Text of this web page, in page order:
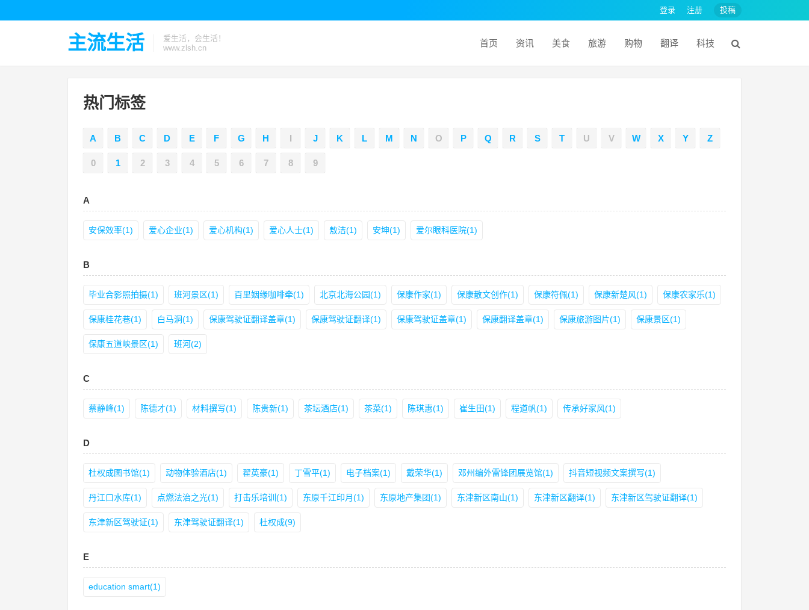
登录 注册 投稿
主流生活
爱生活，会生活！
www.zlsh.cn
首页 资讯 美食 旅游 购物 翻译 科技
热门标签
A B C D E F G H I J K L M N O P Q R S T U V W X Y Z
0 1 2 3 4 5 6 7 8 9
A
安保效率(1) 爱心企业(1) 爱心机构(1) 爱心人士(1) 敖洁(1) 安坤(1) 爱尔眼科医院(1)
B
毕业合影照拍摄(1) 班河景区(1) 百里姻缘咖啡牵(1) 北京北海公园(1) 保康作家(1) 保康散文创作(1) 保康符佩(1) 保康新楚风(1) 保康农家乐(1)
保康桂花巷(1) 白马洞(1) 保康驾驶证翻译盖章(1) 保康驾驶证翻译(1) 保康驾驶证盖章(1) 保康翻译盖章(1) 保康旅游图片(1) 保康景区(1)
保康五道峡景区(1) 班河(2)
C
蔡静峰(1) 陈德才(1) 材料撰写(1) 陈贵新(1) 茶坛酒店(1) 茶菜(1) 陈琪惠(1) 崔生田(1) 程道帆(1) 传承好家风(1)
D
杜权成图书馆(1) 动物体验酒店(1) 翟英豪(1) 丁雪平(1) 电子档案(1) 戴荣华(1) 邓州编外雷锋团展览馆(1) 抖音短视频文案撰写(1)
丹江口水库(1) 点燃法治之光(1) 打击乐培训(1) 东原千江印月(1) 东原地产集团(1) 东津新区南山(1) 东津新区翻译(1) 东津新区驾驶证翻译(1)
东津新区驾驶证(1) 东津驾驶证翻译(1) 杜权成(9)
E
education smart(1)